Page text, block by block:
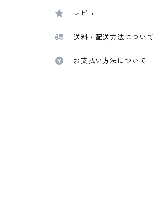
レビュー
送料・配送方法について
お支払い方法について